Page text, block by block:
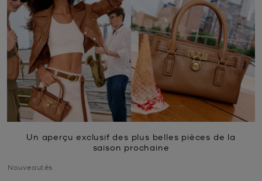
Un aperçu exclusif des plus belles pièces de la
saison prochaine
Nouveautés